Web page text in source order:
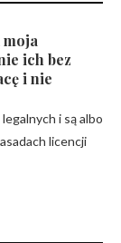
moja
ich bez
i nie
i są albo
licencji